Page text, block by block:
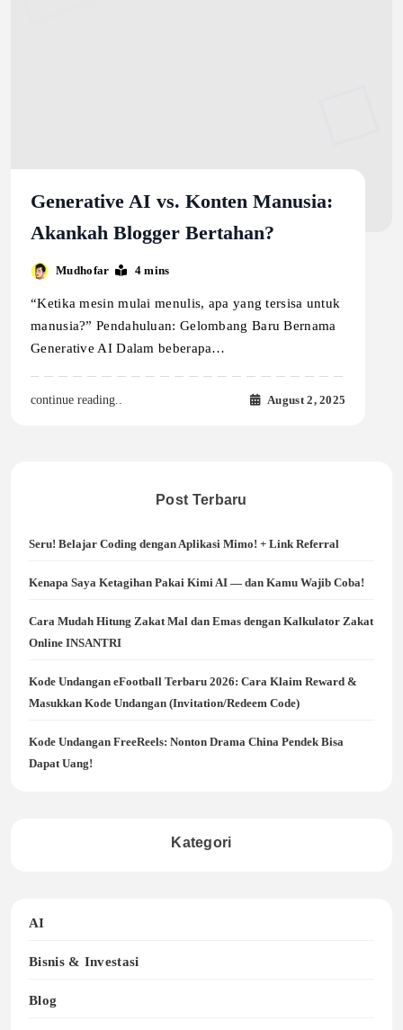
Generative AI vs. Konten Manusia:
Akankah Blogger Bertahan?
Mudhofar 4 mins
“Ketika mesin mulai menulis, apa yang tersisa untuk
manusia?” Pendahuluan: Gelombang Baru Bernama
Generative AI Dalam beberapa…
continue reading.. August 2, 2025
Post Terbaru
Seru! Belajar Coding dengan Aplikasi Mimo! + Link Referral
Kenapa Saya Ketagihan Pakai Kimi AI — dan Kamu Wajib Coba!
Cara Mudah Hitung Zakat Mal dan Emas dengan Kalkulator Zakat
Online INSANTRI
Kode Undangan eFootball Terbaru 2026: Cara Klaim Reward &
Masukkan Kode Undangan (Invitation/Redeem Code)
Kode Undangan FreeReels: Nonton Drama China Pendek Bisa
Dapat Uang!
Kategori
AI
Bisnis & Investasi
Blog